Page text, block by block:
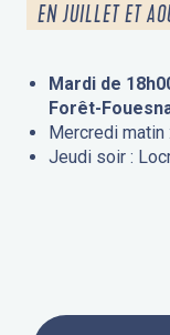
EN JUILLET ET
Mardi de
Forêt-
Mercredi
Jeudi soir :